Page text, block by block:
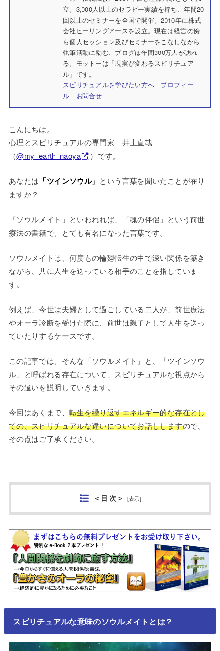
立。3,000人以上のセラピー実績を持ち、年間20
回以上のセミナーを全国で開催。2010年に株式
会社ヒーリングアースを設立。現在は経営の傍
ら個人セッション及びセミナーをこなしながら
執筆活動に励む。ブログは年間300万人が訪れ
る。モットーは「現実が変わるスピリチュア
ル」です。
スピリチュアルを学びたい方へ
プロフィー
ル
お問合せ
こんにちは。
心理とスピリチュアルの専門家 井上直哉
（@my_earth_naoya ）です。
あなたは 「ツインソウル」 という言葉を聞いたことが在り
ますか？
「ソウルメイト」といわれれば、「魂の伴侶」という前世
療法の書籍で、とても有名になった言葉です。
ソウルメイトは、何度もの輪廻転生の中で深い関係を築き
ながら、共に人生を送っている相手のことを指していま
す。
例えば、今世は夫婦として過ごしている二人が、前世療法
やオーラ診断を受けた際に、前世は親子として人生を送っ
ていたりするケースです。
この記事では、そんな「ソウルメイト」と、「ツインソウ
ル」と呼ばれる存在について、スピリチュアルな視点から
その違いを説明していきます。
今回はあくまで、 転生を繰り返すエネルギー的な存在とし
ての、スピリチュアルな違いについてお話ししますので、
その点はご了承ください。
＜目 次＞ [表示]
スピリチュアルな意味のソウルメイトとは？